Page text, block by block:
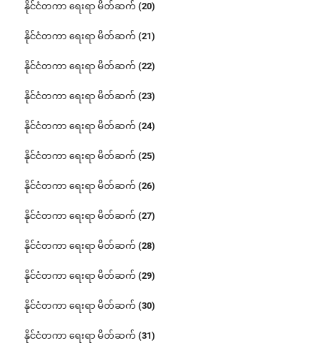
နိုင်ငံတကာ ရေးရာ မိတ်ဆက် (20)
နိုင်ငံတကာ ရေးရာ မိတ်ဆက် (21)
နိုင်ငံတကာ ရေးရာ မိတ်ဆက် (22)
နိုင်ငံတကာ ရေးရာ မိတ်ဆက် (23)
နိုင်ငံတကာ ရေးရာ မိတ်ဆက် (24)
နိုင်ငံတကာ ရေးရာ မိတ်ဆက် (25)
နိုင်ငံတကာ ရေးရာ မိတ်ဆက် (26)
နိုင်ငံတကာ ရေးရာ မိတ်ဆက် (27)
နိုင်ငံတကာ ရေးရာ မိတ်ဆက် (28)
နိုင်ငံတကာ ရေးရာ မိတ်ဆက် (29)
နိုင်ငံတကာ ရေးရာ မိတ်ဆက် (30)
နိုင်ငံတကာ ရေးရာ မိတ်ဆက် (31)